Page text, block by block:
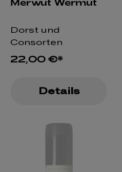
Dorst und
Consorten
22,00 €*
Details